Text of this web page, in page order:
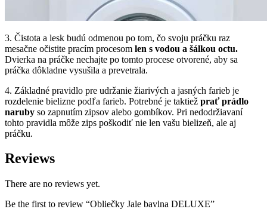
3. Čistota a lesk budú odmenou po tom, čo svoju práčku raz
mesačne očistite pracím procesom len s vodou a šálkou octu.
Dvierka na práčke nechajte po tomto procese otvorené, aby sa
práčka dôkladne vysušila a prevetrala.
4. Základné pravidlo pre udržanie žiarivých a jasných farieb je
rozdelenie bielizne podľa farieb. Potrebné je taktiež prať prádlo
naruby so zapnutím zipsov alebo gombíkov. Pri nedodržiavaní
tohto pravidla môže zips poškodiť nie len vašu bielizeň, ale aj
práčku.
Reviews
There are no reviews yet.
Be the first to review “Obliečky Jale bavlna DELUXE”